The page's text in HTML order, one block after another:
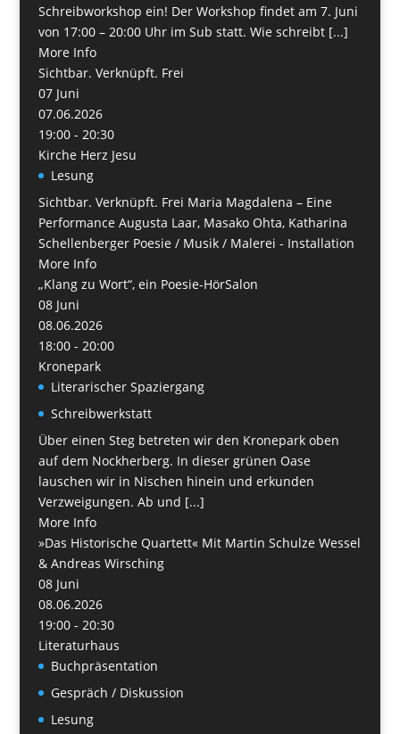
Schreibworkshop ein! Der Workshop findet am 7. Juni
von 17:00 – 20:00 Uhr im Sub statt. Wie schreibt [...]
More Info
Sichtbar. Verknüpft. Frei
07 Juni
07.06.2026
19:00 - 20:30
Kirche Herz Jesu
Lesung
Sichtbar. Verknüpft. Frei Maria Magdalena – Eine
Performance Augusta Laar, Masako Ohta, Katharina
Schellenberger Poesie / Musik / Malerei - Installation
More Info
„Klang zu Wort“, ein Poesie-HörSalon
08 Juni
08.06.2026
18:00 - 20:00
Kronepark
Literarischer Spaziergang
Schreibwerkstatt
Über einen Steg betreten wir den Kronepark oben
auf dem Nockherberg. In dieser grünen Oase
lauschen wir in Nischen hinein und erkunden
Verzweigungen. Ab und [...]
More Info
»Das Historische Quartett« Mit Martin Schulze Wessel
& Andreas Wirsching
08 Juni
08.06.2026
19:00 - 20:30
Literaturhaus
Buchpräsentation
Gespräch / Diskussion
Lesung